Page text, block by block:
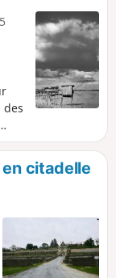
des
au
citadelle